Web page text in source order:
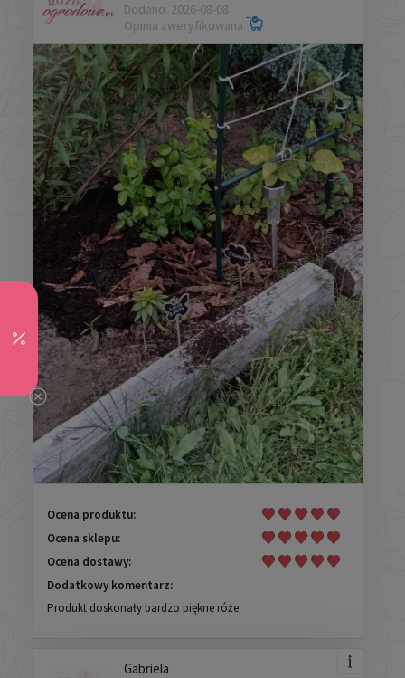
Dodano: 2026-08-08
Opinia zweryfikowana
Ocena produktu:
Ocena sklepu:
Ocena dostawy:
Dodatkowy komentarz:
Produkt doskonały bardzo piękne róże
Gabriela